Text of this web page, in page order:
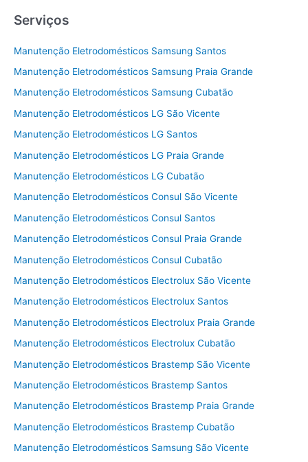
Serviços
Manutenção Eletrodomésticos Samsung Santos
Manutenção Eletrodomésticos Samsung Praia Grande
Manutenção Eletrodomésticos Samsung Cubatão
Manutenção Eletrodomésticos LG São Vicente
Manutenção Eletrodomésticos LG Santos
Manutenção Eletrodomésticos LG Praia Grande
Manutenção Eletrodomésticos LG Cubatão
Manutenção Eletrodomésticos Consul São Vicente
Manutenção Eletrodomésticos Consul Santos
Manutenção Eletrodomésticos Consul Praia Grande
Manutenção Eletrodomésticos Consul Cubatão
Manutenção Eletrodomésticos Electrolux São Vicente
Manutenção Eletrodomésticos Electrolux Santos
Manutenção Eletrodomésticos Electrolux Praia Grande
Manutenção Eletrodomésticos Electrolux Cubatão
Manutenção Eletrodomésticos Brastemp São Vicente
Manutenção Eletrodomésticos Brastemp Santos
Manutenção Eletrodomésticos Brastemp Praia Grande
Manutenção Eletrodomésticos Brastemp Cubatão
Manutenção Eletrodomésticos Samsung São Vicente